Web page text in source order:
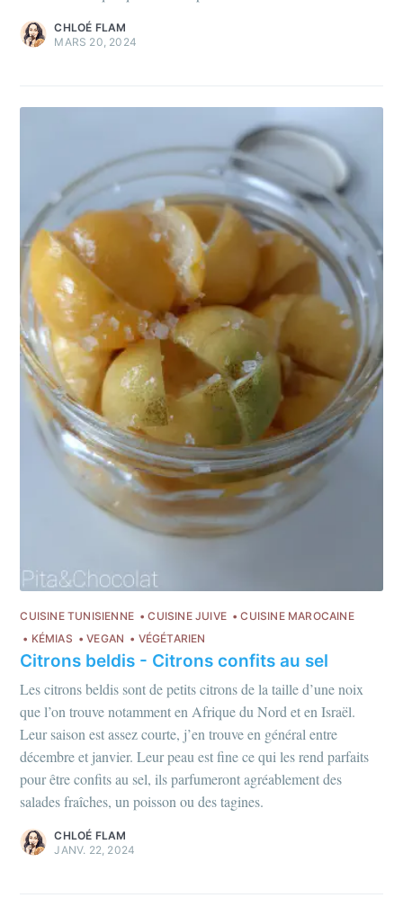
CHLOÉ FLAM
MARS 20, 2024
CUISINE TUNISIENNE CUISINE JUIVE
CUISINE MAROCAINE
KÉMIAS
VEGAN VÉGÉTARIEN
Citrons beldis - Citrons confits au sel
Les citrons beldis sont de petits citrons de la taille d’une noix
que l’on trouve notamment en Afrique du Nord et en Israël.
Leur saison est assez courte, j’en trouve en général entre
décembre et janvier. Leur peau est fine ce qui les rend parfaits
pour être confits au sel, ils parfumeront agréablement des
salades fraîches, un poisson ou des tagines.
CHLOÉ FLAM
JANV. 22, 2024